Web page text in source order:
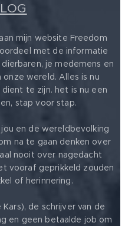
mijn website Freedom
met de informatie
je medemens en
wereld. Alles is nu
te zijn. het is nu een
stap voor stap.
jou en de wereldbevolking
na te gaan denken over
nooit over nagedacht
vooraf geprikkeld zouden
of herinnering.
de schrijver van de
en geen betaalde job om